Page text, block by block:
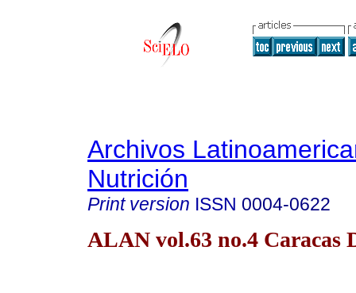
Archivos
Nutrición
Print version ISSN 0004-0622
ALAN vol.63 no.4 Caracas